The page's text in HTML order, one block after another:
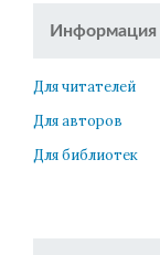
Информация
Для читателей
Для авторов
Для библиотек